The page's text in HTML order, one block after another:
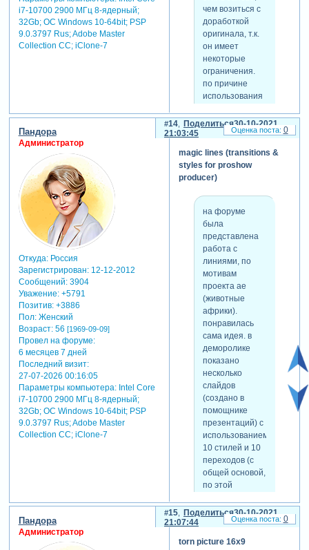
расположены
без симметрии
относительно
друг друга
и вращаться
тоже будут не
синхронно с
фоном, из-за
смещения цв.
скрытый
текст:
для просмотра
скрытого текста
-
Зарегистрируйтесь,
чтобы увидеть
ссылки или
зарегистрируйтесь
большим
количеством
слоев и
привязками по
модификаторам,
случались и
раньше, в
более старых
версиях. думаю,
что связано это
с
алгоритмов
программы и
ограничениями
как-бы там ни
было, данные
ограничения
касаются
только
сохранения
слайда в стиль,
сам-же слайд
работает в
программе
корректно, если
он создан вами
самостоятельно
или
скачан в виде
проекта
презентации.
ниже показан
демо-ролик, с
использованием
фильтра по
масштабу, и
ссылка на
стиль.
i7-10700 2900 МГц 8-ядерный;
32Gb; ОС Windows 10-64bit; PSP
9.0.3797 Rus; Adobe Master
Collection СС; iClone-7
чем возиться с
доработкой
оригинала, т.к.
он имеет
некоторые
ограничения.
по причине
использования
подложки для
рамки.
нужно
обращать
внимание при
создании
стиля, это его
универсальность
и способность
сохранять
"форму" при
различных
параметрах
применения.
другими
словами, чтобы
его не так легко
можно было
"сломать".
конечно, есть
стили, в
которых нужно
строго
выдерживать
рекомендации,
но если есть
возможность
сделать стиль
более
универсальным
и устойчивым к
различным
то нужно
Поделиться
14
30-10-2021
21:03:45
Пандора
Администратор
Откуда:Россия
Зарегистрирован: 12-12-2012
Сообщений:3904
Уважение: +5791
Позитив: +3886
Пол:Женский
Возраст:56 [1969-09-09]
Провел на форуме:
6 месяцев 7 дней
Последний визит:
27-07-2026 00:16:05
Параметры компьютера:Intel Core
i7-10700 2900 МГц 8-ядерный;
32Gb; ОС Windows 10-64bit; PSP
9.0.3797 Rus; Adobe Master
Collection СС; iClone-7
magic lines (transitions &
styles for proshow
producer)
на форуме
была
представлена
работа с
линиями, по
мотивам
проекта ае
(животные
африки).
понравилась
сама идея. в
деморолике
показано
несколько
слайдов
(создано в
помощнике
презентаций) с
использованием
10 стилей и 10
переходов (с
общей основой,
по этой
местами линий
"слишком
0
Поделиться
15
30-10-2021
21:07:44
Пандора
Администратор
torn picture 16x9
0